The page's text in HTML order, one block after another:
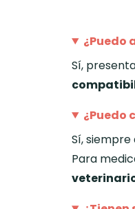
¿Puedo
Sí,
¿Puedo
Sí,
Para